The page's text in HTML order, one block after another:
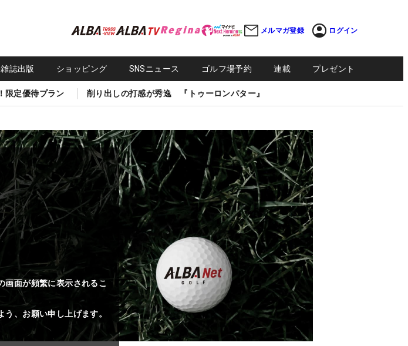
メルマガ登録 ログイン
雑誌出版 ショッピング SNSニュース ゴルフ場予約 連載 プレゼント
限定優待プラン 削り出しの打感が秀逸 『トゥーロンパター』
画面が頻繁に表示されるこ
、お願い申し上げます。